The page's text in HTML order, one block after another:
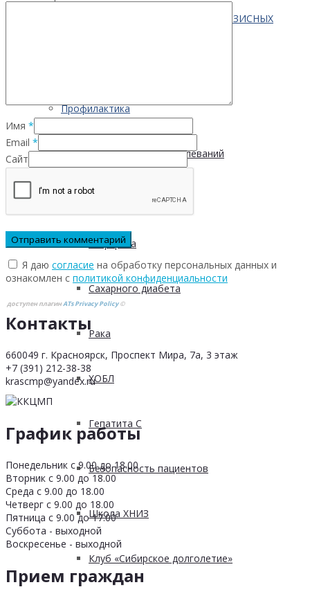
ПО ВОПРОСАМ ПРЕОДОЛЕНИЯ КРИЗИСНЫХ
Профилактика
Инфекционных заболеваний
Инсульта
Инфаркта
Сахарного диабета
Рака
ХОБЛ
Гепатита С
Безопасность пациентов
Школа ХНИЗ
Клуб «Сибирское долголетие»
Имя *
Email *
Сайт
Я даю согласие на обработку персональных данных и
ознакомлен с политикой конфиденциальности
доступен плагинATs Privacy Policy©
Контакты
660049 г. Красноярск, Проспект Мира, 7а, 3 этаж
+7 (391) 212-38-38
krascmp@yandex.ru
График работы
Понедельник с 9.00 до 18.00
Вторник с 9.00 до 18.00
Среда с 9.00 до 18.00
Четверг с 9.00 до 18.00
Пятница с 9.00 до 17.00
Суббота - выходной
Воскресенье - выходной
Прием граждан